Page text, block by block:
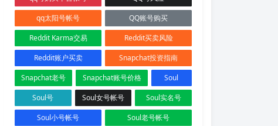
qq太阳号帐号
QQ账号购买
Reddit Karma交易
Reddit买卖风险
Reddit账户买卖
Snapchat投资指南
Snapchat老号
Snapchat账号价格
Soul
Soul号
Soul女号帐号
Soul实名号
Soul小号帐号
Soul老号帐号